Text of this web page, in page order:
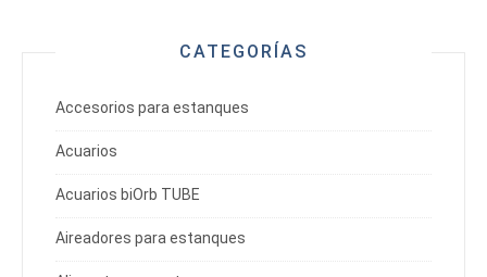
CATEGORÍAS
Accesorios para estanques
Acuarios
Acuarios biOrb TUBE
Aireadores para estanques